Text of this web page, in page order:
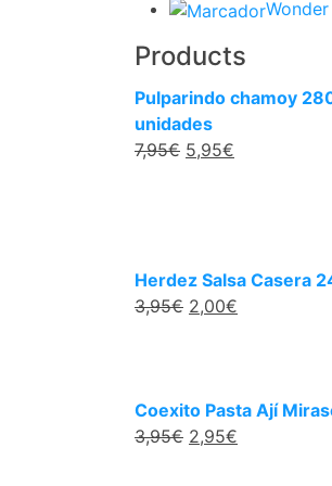
Products
Pulparindo chamoy
unidades
7,95€ El
5,95€
Herdez Salsa Casera
3,95€ El
3,95€.
2,00€
2,00€.
Coexito Pasta Ají
3,95€ El
2,95€